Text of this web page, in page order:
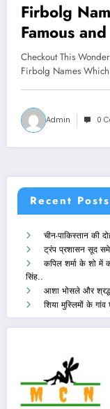
Firbolg
Famous
Worlds
Checkout This
Firbolg Names
Admin 0
Recent Posts
चीन-पाकिस्तान की
ट्रंप प्रशासन सूद
कपिल शर्मा के शो में
सिंह..
आशा भोसले और
शिया मुस्लिमों के